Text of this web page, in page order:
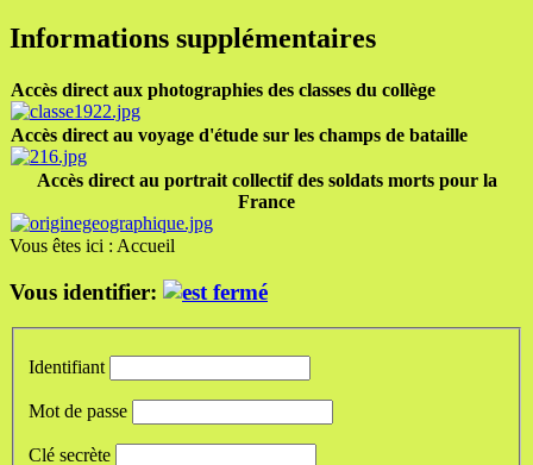
Informations supplémentaires
Accès direct aux photographies des classes du collège
Accès direct au voyage d'étude sur les champs de bataille
Accès direct au portrait collectif des soldats morts pour la
France
Vous êtes ici : Accueil
Vous identifier:
Identifiant
Mot de passe
Clé secrète